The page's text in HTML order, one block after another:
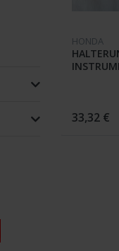
HONDA
33,32 €